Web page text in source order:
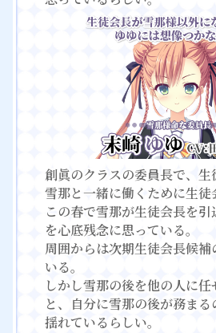
創眞のクラスの委員長で、生
雪那と一緒に働くために生徒
この春で雪那が生徒会長を
を心底残念に思っている。
周囲からは次期生徒会長候補
いる。
しかし雪那の後を他の人に
と、自分に雪那の後が務ま
揺れているらしい。